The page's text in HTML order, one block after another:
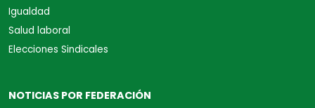
Igualdad
Salud laboral
Elecciones Sindicales
NOTICIAS POR FEDERACIÓN